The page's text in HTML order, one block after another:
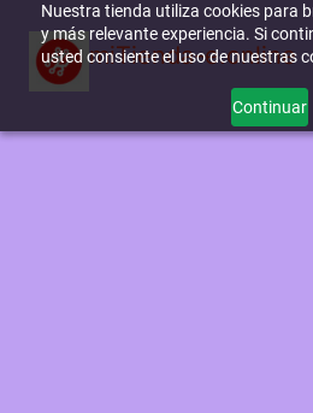
Nuestra tienda utiliza cookies para
y más relevante experiencia. Si
usted consiente el uso de nuestras
Continuar
miTienda-e.online